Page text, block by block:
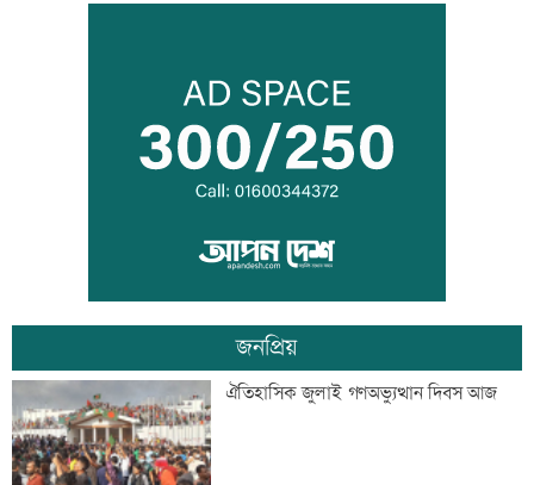
ফেলের হার বেশি হওয়ার কারণ জানালেন
ঢাকা বোর্ডের চেয়ারম্যান
ঘুমের মধ্যে সাপের ছোবল, সাপসহ
হাসপাতালে চৈতী
খাতা পুনর্নিরীক্ষণ নিয়ে যা বললেন শিক্ষামন্ত্রী
জনপ্রিয়
ঐতিহাসিক জুলাই গণঅভ্যুত্থান দিবস আজ